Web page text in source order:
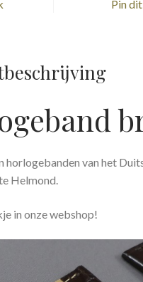
Pin
horlogebanden van het
Helmond.
in onze webshop!